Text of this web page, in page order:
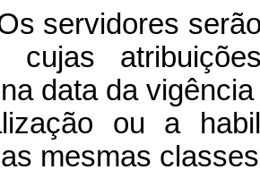
serão
cujas
data da
ou a
mesmas